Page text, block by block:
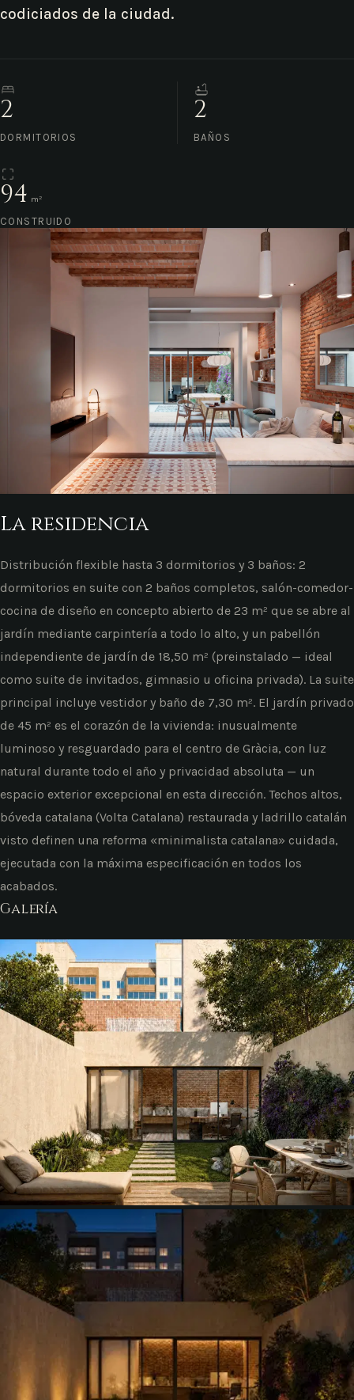
codiciados de la ciudad.
DORMITORIOS
2
BAÑOS
2
CONSTRUIDO
94 m²
La residencia
Distribución flexible hasta 3 dormitorios y 3 baños: 2
dormitorios en suite con 2 baños completos, salón-comedor-
cocina de diseño en concepto abierto de 23 m² que se abre al
jardín mediante carpintería a todo lo alto, y un pabellón
independiente de jardín de 18,50 m² (preinstalado — ideal
como suite de invitados, gimnasio u oficina privada). La suite
principal incluye vestidor y baño de 7,30 m². El jardín privado
de 45 m² es el corazón de la vivienda: inusualmente
luminoso y resguardado para el centro de Gràcia, con luz
natural durante todo el año y privacidad absoluta — un
espacio exterior excepcional en esta dirección. Techos altos,
bóveda catalana (Volta Catalana) restaurada y ladrillo catalán
visto definen una reforma «minimalista catalana» cuidada,
ejecutada con la máxima especificación en todos los
acabados.
Galería